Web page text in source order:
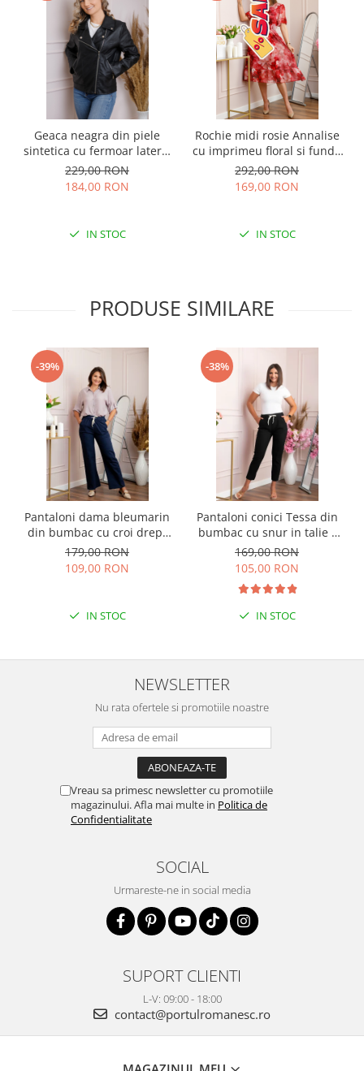
Geaca neagra din piele
sintetica cu fermoar lateral
si guler asimetric
229,00 RON
184,00 RON
IN STOC
Rochie midi rosie Annalise
cu imprimeu floral si funda
la decolteu
292,00 RON
169,00 RON
IN STOC
PRODUSE SIMILARE
-39%
Pantaloni dama bleumarin
din bumbac cu croi drept
Cara
179,00 RON
109,00 RON
IN STOC
-38%
Pantaloni conici Tessa din
bumbac cu snur in talie -
Negru
169,00 RON
105,00 RON
IN STOC
NEWSLETTER
Nu rata ofertele si promotiile noastre
Vreau sa primesc newsletter cu promotiile
magazinului. Afla mai multe in Politica de
Confidentialitate
SOCIAL
Urmareste-ne in social media
SUPORT CLIENTI
L-V: 09:00 - 18:00
contact@portulromanesc.ro